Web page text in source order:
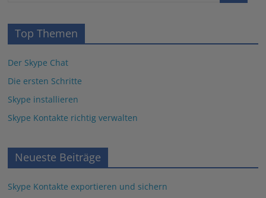
Top Themen
Der Skype Chat
Die ersten Schritte
Skype installieren
Skype Kontakte richtig verwalten
Neueste Beiträge
Skype Kontakte exportieren und sichern